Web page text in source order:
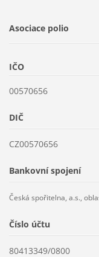
Asociace polio
IČO
00570656
DIČ
CZ00570656
Bankovní spojení
Česká spořitelna, a.s.,
Číslo účtu
80413349/0800